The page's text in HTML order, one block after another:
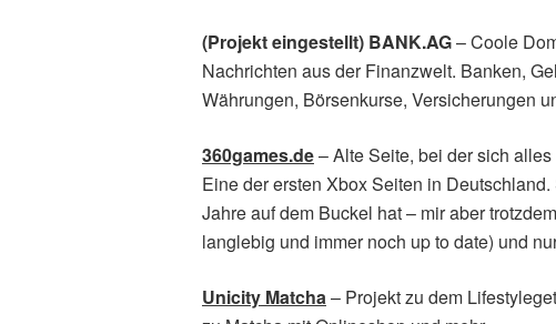
(Projekt eingestellt) BANK.AG– Coole
Nachrichten aus der Finanzwelt. Banken,
Währungen, Börsenkurse, Versicherungen
360games.de– Alte Seite, bei der sich
Eine der ersten Xbox Seiten in
Jahre auf dem Buckel hat – mir aber
langlebig und immer noch up to date) und
Unicity Matcha– Projekt zu dem